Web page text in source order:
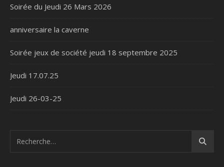
Soirée du Jeudi 26 Mars 2026
anniversaire la caverne
Soirée jeux de société jeudi 18 septembre 2025
Jeudi 17.07.25
Jeudi 26-03-25